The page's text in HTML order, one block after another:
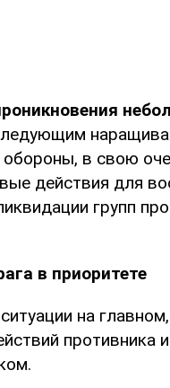
в свою
действия для
групп
в приоритете
на
противника